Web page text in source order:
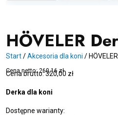
HÖVELER
Start/Akcesoria dla koni /
Cena netto:260,16zł
Cena brutto:320,00 zł
Derka dla koni
Dostępne warianty: